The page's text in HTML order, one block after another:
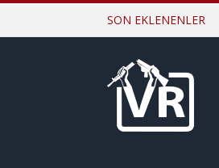
SON EKLENENLER